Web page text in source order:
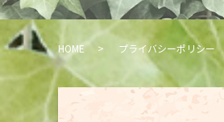
HOME プライバシーポリシー